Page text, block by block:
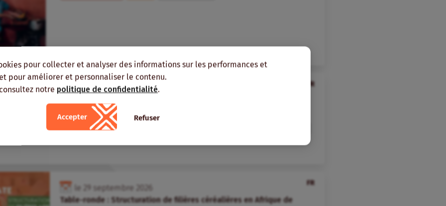
pour collecter et analyser des informations sur les performances et
pour améliorer et personnaliser le contenu.
notre politique de confidentialité.
Accepter Refuser
FR
9 juillet2026dansVeille
mondial pour l’environnement
Agro-écologie Systèmes alimentaires
FR
le septembre
Table-ronde : Structuration de filières céréalières en Afrique de